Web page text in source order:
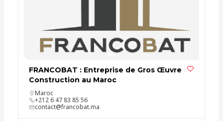
FRANCOBAT : Entreprise de Gros Œuvre
Construction au Maroc
Maroc
+212 6 47 83 85 56
contact@francobat.ma